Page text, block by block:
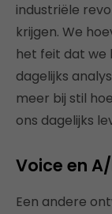
industriële
krijgen. We
het feit dat we
dagelijks
meer bij stil
ons dagelijks
Voice en
Een andere